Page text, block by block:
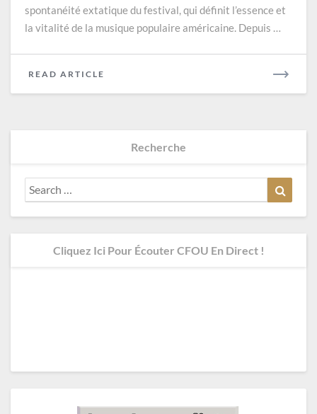
&
Heritage
Festival
(Smithsonian
spontanéité extatique du festival, qui définit l’essence et
la vitalité de la musique populaire américaine. Depuis …
READ ARTICLE
MORE
Recherche
Search
for:
Cliquez Ici Pour Écouter CFOU En Direct !